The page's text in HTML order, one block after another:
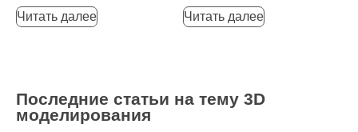
Читать далее Читать далее
Последние статьи на тему 3D
моделирования